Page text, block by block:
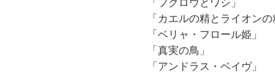
「フクロウとワシ」
「カエルの精とライオン
「ベリャ・フロール姫」
「真実の鳥」
「アンドラス・ベイヴ」